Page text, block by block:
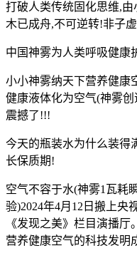
打破人类传统固化思维,
木已成舟,不可逆转!非子
中国神雾为人类呼吸健康
小小神雾纳天下营养健康
健康液体化为空气(神雾
震撼了!!!
今天的瓶装水为什么装得
长保质期!
空气不容于水(神雾1瓦耗
验)2024年4月12日搬上央
《发现之美》栏目演播
营养健康空气的科技发明